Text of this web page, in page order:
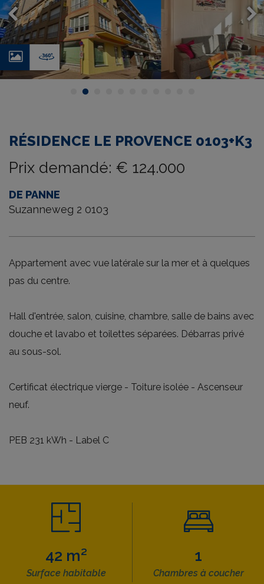
PhotosVirtual
RÉSIDENCE LE PROVENCE 0103+K3
Prix demandé: € 124.000
DE PANNE
Suzanneweg 2 0103
Appartement avec vue latérale sur la mer et à quelques
pas du centre.
Hall d'entrée, salon, cuisine, chambre, salle de bains avec
douche et lavabo et toilettes séparées. Débarras privé
au sous-sol.
Certificat électrique vierge - Toiture isolée - Ascenseur
neuf.
PEB 231 kWh - Label C
42 m²
Surface habitable
1
Chambres à coucher